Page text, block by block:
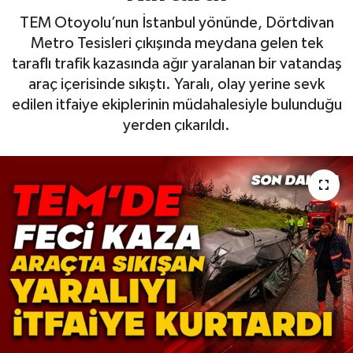
TEM Otoyolu’nun İstanbul yönünde, Dörtdivan
Metro Tesisleri çıkışında meydana gelen tek
taraflı trafik kazasında ağır yaralanan bir vatandaş
araç içerisinde sıkıştı. Yaralı, olay yerine sevk
edilen itfaiye ekiplerinin müdahalesiyle bulunduğu
yerden çıkarıldı.